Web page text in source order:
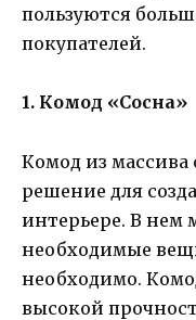
пользуются
покупателей.
1. Комод «Сосна»
Комод из массива
решение для
интерьере. В нем
необходимые
необходимо.
высокой